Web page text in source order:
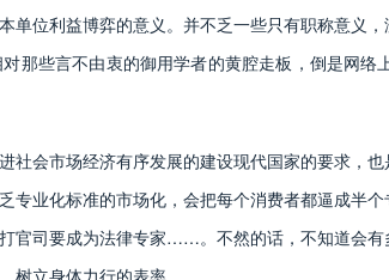
单位利益博弈的意义。并不乏一些只有职称意义
那些言不由衷的御用学者的黄腔走板，倒是网
会市场经济有序发展的建设现代国家的要求，
专业化标准的市场化，会把每个消费者都逼成半
官司要成为法律专家……。不然的话，不知道会